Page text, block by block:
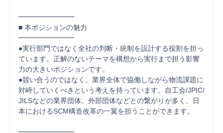
━━━━━━━━
■ 本ポジションの魅力
━━━━━━━━
●実行部門ではなく全社の判断・統制を設計する役割を担っ
ています。正解のないテーマを構想から実行まで担う影響
力の大きいポジションです。
●競い合うのではなく、業界全体で協働しながら物流課題に
対峙していくべきという考えを持っています。自工会/JPIC/
JILSなどの業界団体、外部団体などとの繋がりが多く、日
本におけるSCM構造改革の一翼を担うことができます。